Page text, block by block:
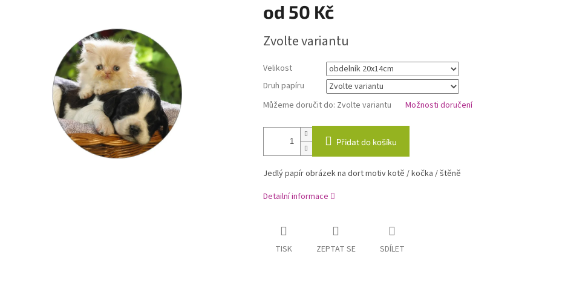
hvězdiček.
od 50 Kč
cena:
Zvolte variantu
Velikost
Druh papíru
Můžeme doručit do: Zvolte variantu Možnosti doručení
Přidat do košíku
Jedlý papír obrázek na dort motiv kotě / kočka / štěně
Detailní informace
TISK ZEPTAT SE SDÍLET